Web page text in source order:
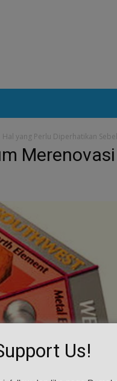
Hal yang Perlu Diperhatikan
Merenovasi
Us!